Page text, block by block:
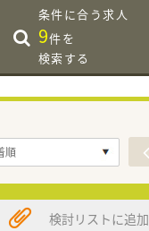
条件に合う求人
9件を
検索する
検討リストに追加